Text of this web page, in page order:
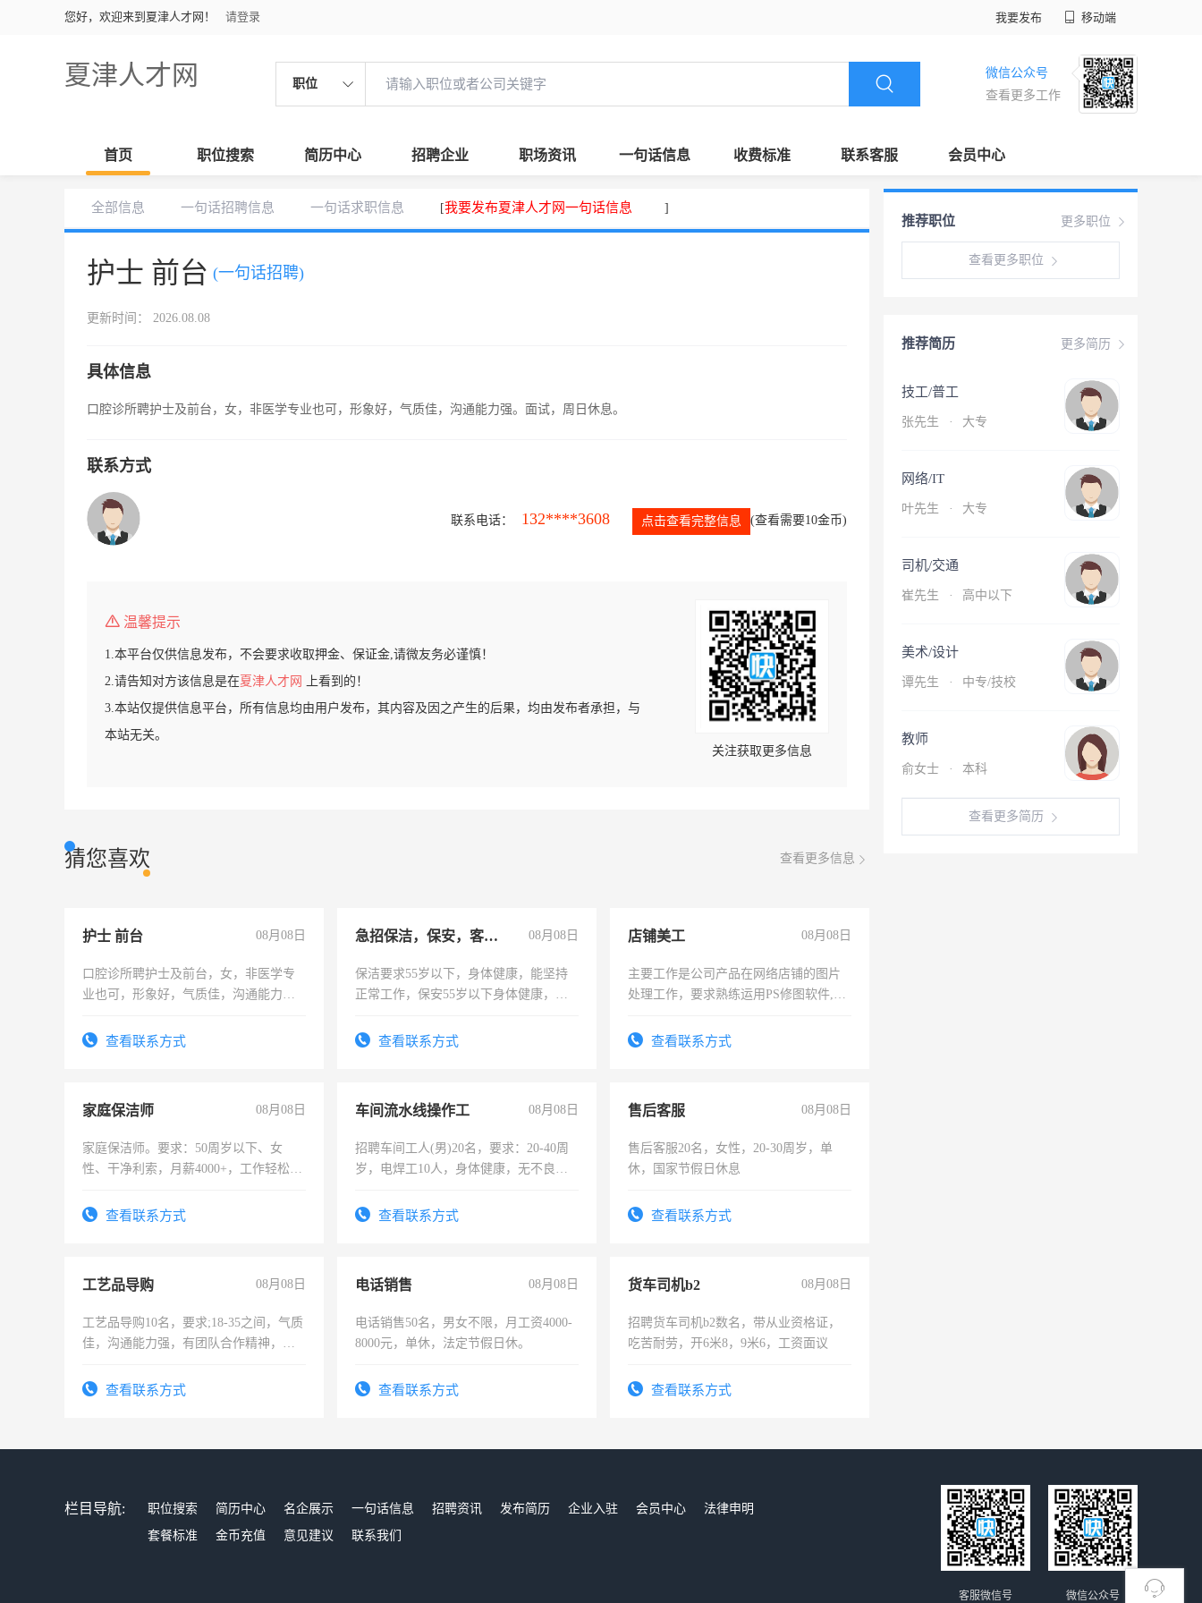
您好，欢迎来到夏津人才网！ 请登录 我要发布 移动端
夏津人才网 职位
微信公众号
查看更多工作
首页 职位搜索 简历中心 招聘企业 职场资讯 一句话信息 收费标准 联系客服 会员中心
全部信息 一句话招聘信息 一句话求职信息 [我要发布夏津人才网一句话信息 ]
护士 前台 (一句话招聘)
更新时间： 2026.08.08
具体信息
口腔诊所聘护士及前台，女，非医学专业也可，形象好，气质佳，沟通能力强。面试，周日休息。
联系方式
联系电话： 132****3608 点击查看完整信息 (查看需要10金币)
温馨提示
1.本平台仅供信息发布，不会要求收取押金、保证金,请微友务必谨慎！
2.请告知对方该信息是在夏津人才网
上看到的！
3.本站仅提供信息平台，所有信息均由用户发布，其内容及因之产生的后果，均由发布者承担，与
本站无关。
关注获取更多信息
猜您喜欢 查看更多信息
护士 前台 08月08日
口腔诊所聘护士及前台，女，非医学专
业也可，形象好，气质佳，沟通能力
查看联系方式
急招保洁，保安，客服，工程 08月08日
保洁要求55岁以下，身体健康，能坚持
正常工作，保安55岁以下身体健康，有
录，客服要求45岁以下高中以上文化，
查看联系方式
店铺美工 08月08日
主要工作是公司产品在网络店铺的图片
处理工作，要求熟练运用PS修图软件,工
查看联系方式
家庭保洁师 08月08日
家庭保洁师。要求：50周岁以下、女
性、干净利索，月薪4000+，工作轻松，
太太等。查看联系方式
车间流水线操作工 08月08日
招聘车间工人(男)20名，要求：20-40周
岁，电焊工10人，身体健康，无不良嗜
宿，免费发放劳保用品，两班倒，每月
查看联系方式
售后客服 08月08日
售后客服20名，女性，20-30周岁，单
休，国家节假日休息
查看联系方式
工艺品导购 08月08日
工艺品导购10名，要求;18-35之间，气质
佳，沟通能力强，有团队合作精神，有
查看联系方式
电话销售 08月08日
电话销售50名，男女不限，月工资4000-
8000元，单休，法定节假日休。
查看联系方式
货车司机b2 08月08日
招聘货车司机b2数名，带从业资格证，
吃苦耐劳，开6米8，9米6，工资面议
查看联系方式
更多职位
推荐职位
查看更多职位
更多简历
推荐简历
技工/普工
张先生 · 大专
网络/IT
叶先生 · 大专
司机/交通
崔先生 · 高中以下
美术/设计
谭先生 · 中专/技校
教师
俞女士 · 本科
查看更多简历
栏目导航: 职位搜索 简历中心 名企展示 一句话信息 招聘资讯 发布简历 企业入驻 会员中心
法律申明
套餐标准
金币充值 意见建议 联系我们
微信公众号
客服微信号